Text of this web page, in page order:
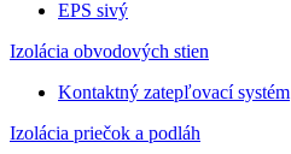
EPS sivý
Izolácia obvodových stien
Kontaktný zatepľovací systém
Izolácia priečok a podláh